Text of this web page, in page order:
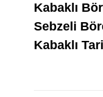
Kabaklı
Sebzeli
Kabaklı